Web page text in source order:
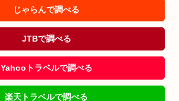
じゃらんで調べる
JTBで調べる
Yahooトラベルで調べる
楽天トラベルで調べる